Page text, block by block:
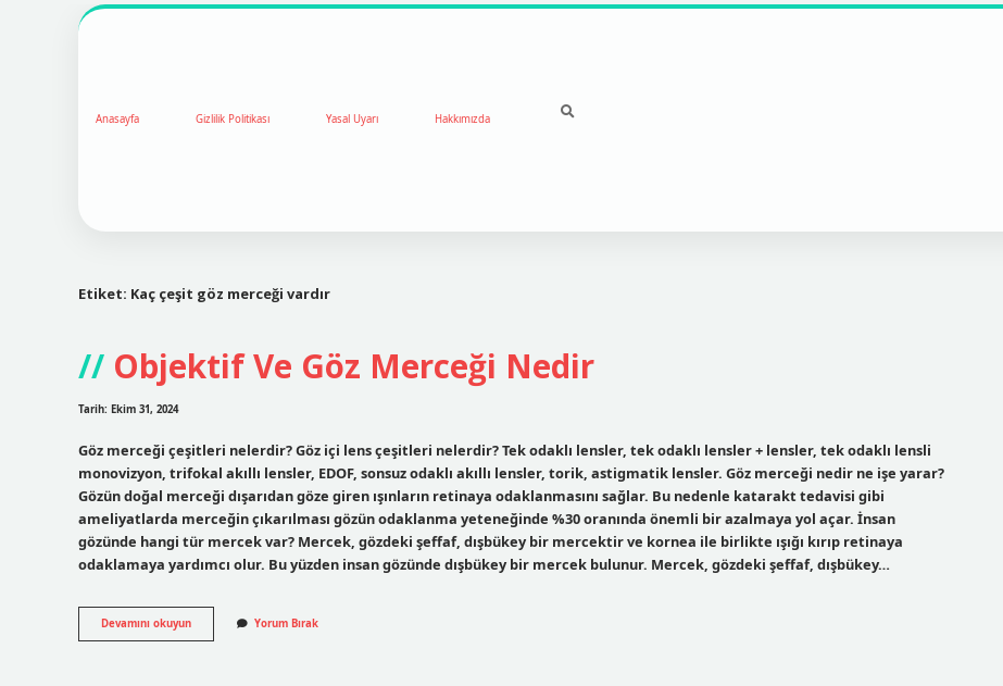
Anasayfa Gizlilik Politikası Yasal Uyarı Hakkımızda
Etiket: Kaç çeşit göz merceği vardır
Objektif Ve Göz Merceği Nedir
Tarih: Ekim 31, 2024
Göz merceği çeşitleri nelerdir? Göz içi lens çeşitleri nelerdir? Tek odaklı lensler, tek odaklı lensler + lensler, tek odaklı lensli
monovizyon, trifokal akıllı lensler, EDOF, sonsuz odaklı akıllı lensler, torik, astigmatik lensler. Göz merceği nedir ne işe yarar?
Gözün doğal merceği dışarıdan göze giren ışınların retinaya odaklanmasını sağlar. Bu nedenle katarakt tedavisi gibi
ameliyatlarda merceğin çıkarılması gözün odaklanma yeteneğinde %30 oranında önemli bir azalmaya yol açar. İnsan
gözünde hangi tür mercek var? Mercek, gözdeki şeffaf, dışbükey bir mercektir ve kornea ile birlikte ışığı kırıp retinaya
odaklamaya yardımcı olur. Bu yüzden insan gözünde dışbükey bir mercek bulunur. Mercek, gözdeki şeffaf, dışbükey…
Devamını okuyunObjektif
Ve
Yorum Bırak